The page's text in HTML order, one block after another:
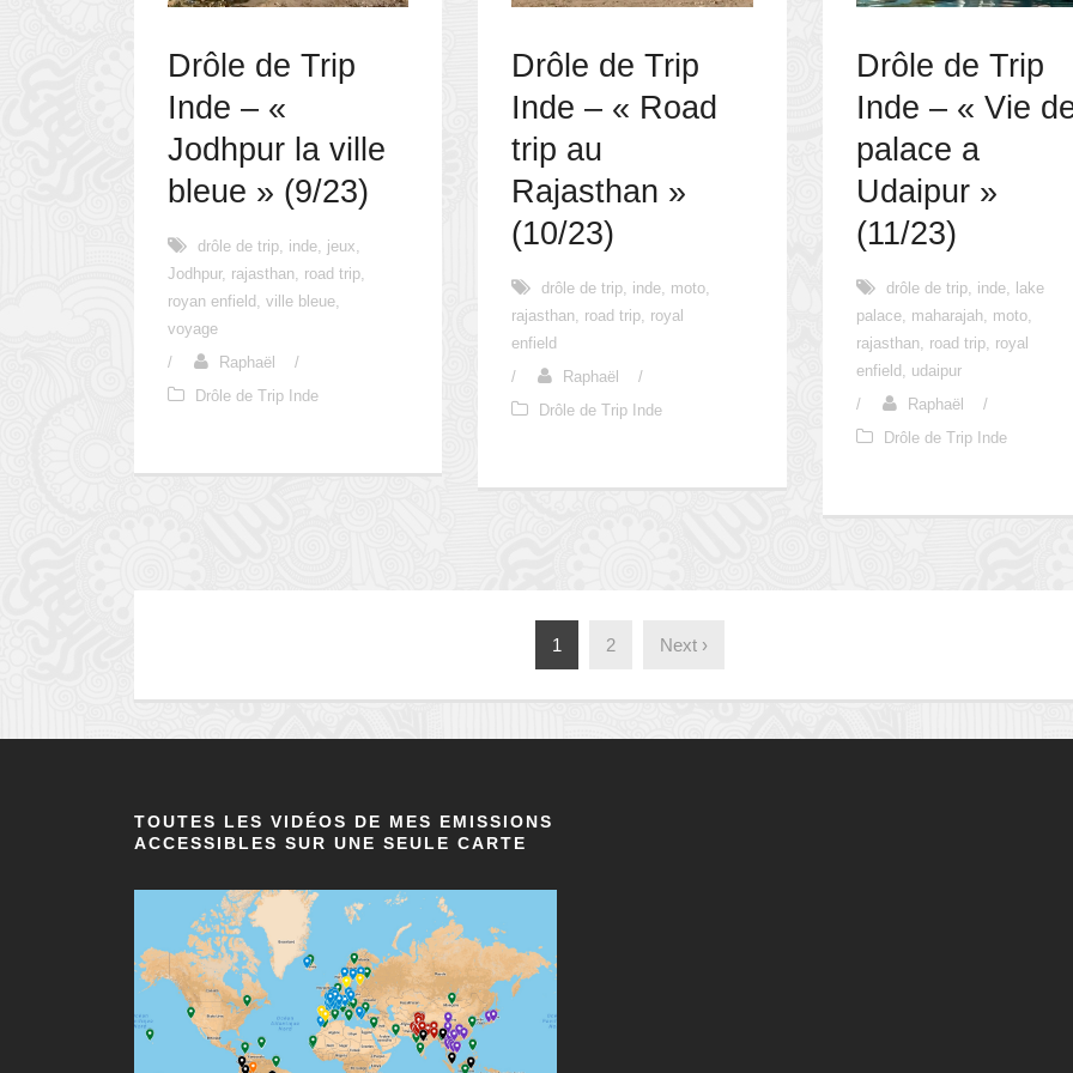
Drôle de Trip
Inde – «
Jodhpur la ville
bleue » (9/23)
drôle de trip, inde, jeux,
Jodhpur, rajasthan, road trip,
royan enfield , ville bleue,
voyage
/
Raphaël
/
Drôle de Trip Inde
Drôle de Trip
Inde – « Road
trip au
Rajasthan »
(10/23)
drôle de trip, inde, moto,
rajasthan, road trip, royal
enfield
/
Raphaël
/
Drôle de Trip Inde
Drôle de Trip
Inde – « Vie
palace a
Udaipur »
(11/23)
drôle de trip, inde, lake
palace, maharajah, moto,
rajasthan, road trip, royal
enfield , udaipur
/
Raphaël
/
Drôle de Trip Inde
1 2 Next ›
TOUTES LES VIDÉOS DE MES EMISSIONS
ACCESSIBLES SUR UNE SEULE CARTE